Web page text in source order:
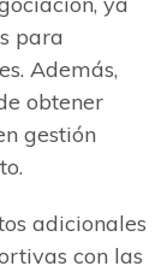
para
Además,
obtener
gestión
adicionales
con las